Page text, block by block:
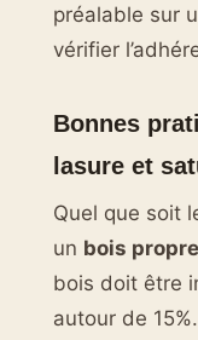
préalable sur
vérifier
Bonnes
lasure et
Quel que soit
un bois
bois doit être
autour de